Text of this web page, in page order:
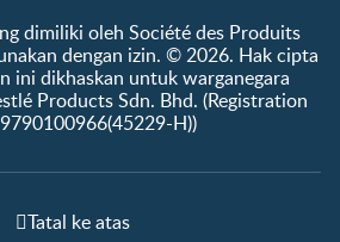
dimiliki oleh Société des Produits
dengan izin. © 2026. Hak cipta
ini dikhaskan untuk warganegara
Products Sdn. Bhd. (Registration
H))
Tatal ke atas